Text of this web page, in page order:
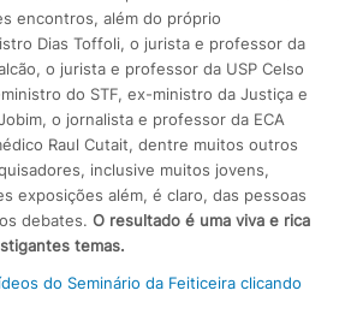
encontros, além do próprio
Dias Toffoli, o jurista e professor da
o jurista e professor da USP Celso
do STF, ex-ministro da Justiça e
o jornalista e professor da ECA
Raul Cutait, dentre muitos outros
inclusive muitos jovens,
exposições além, é claro, das pessoas
debates. O resultado é uma viva e rica
temas.
do Seminário da Feiticeira clicando